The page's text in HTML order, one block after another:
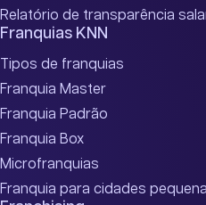
Relatório de transparência
Franquias KNN
Tipos de franquias
Franquia Master
Franquia Padrão
Franquia Box
Microfranquias
Franquia para cidades